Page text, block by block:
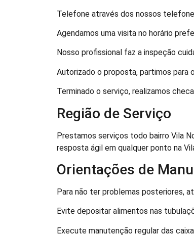
Telefone através dos nossos
Agendamos uma visita no horário
Nosso profissional faz a inspeção
Autorizado o proposta, partimos para
Terminado o serviço, realizamos
Região de Serviço
Prestamos serviços todo bairro Vila
resposta ágil em qualquer ponto na
Orientações de
Para não ter problemas posteriores,
Evite depositar alimentos nas
Execute manutenção regular das